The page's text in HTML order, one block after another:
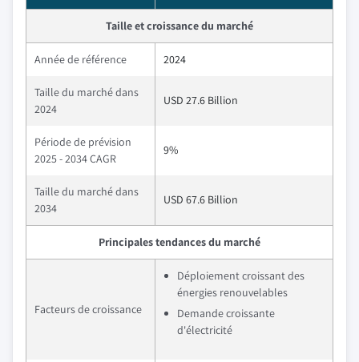
Taille et croissance du marché
Année de référence 2024
Taille du marché dans
2024
USD 27.6 Billion
Période de prévision
2025 - 2034 CAGR
9%
Taille du marché dans
2034
USD 67.6 Billion
Principales tendances du marché
Facteurs de croissance
Déploiement croissant des
énergies renouvelables
Demande croissante
d'électricité